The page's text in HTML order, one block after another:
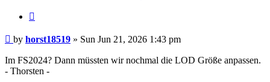
Post
by horst18519 » Sun Jun 21, 2026 1:43 pm
Im FS2024? Dann müssten wir nochmal die LOD Größe anpassen.
- Thorsten -